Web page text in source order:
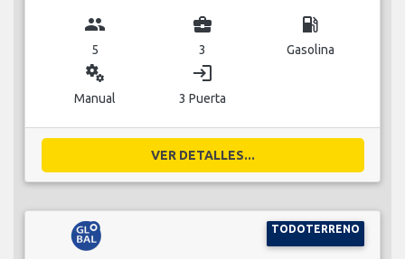
group
5
business_center
3
local_gas_station
Gasolina
miscellaneous_services
Manual
login
3 Puerta
VER DETALLES...
TODOTERRENO